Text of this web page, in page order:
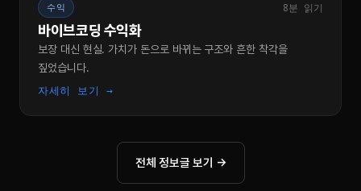
수익 8분 읽기
바이브코딩 수익화
보장 대신 현실. 가치가 돈으로 바뀌는 구조와 흔한 착각을
짚었습니다.
자세히 보기 →
전체 정보글 보기 →